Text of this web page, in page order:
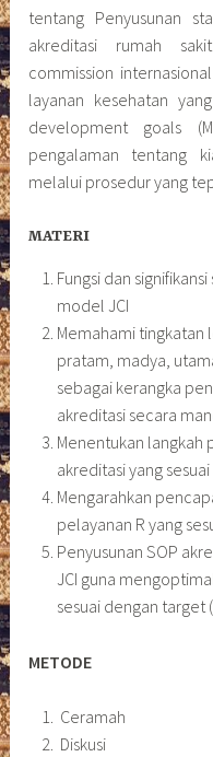
tentang Penyusunan
akreditasi rumah
commission
layanan kesehatan
development goals
pengalaman tentang
melalui prosedur yang
MATERI
Fungsi dan
model JCI
Memahami tingkatan
pratam, madya,
sebagai kerangka
akreditasi secara
Menentukan langkah
akreditasi yang
Mengarahkan
pelayanan R yang
Penyusunan SOP
JCI guna
sesuai dengan target
METODE
Ceramah
Diskusi